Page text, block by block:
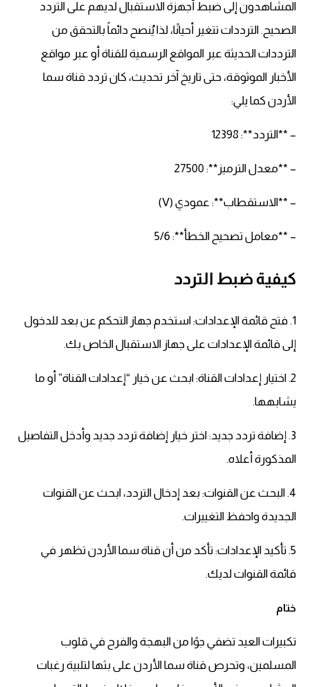
المشاهدون إلى ضبط أجهزة الاستقبال لديهم على التردد
الصحيح. الترددات تتغير أحيانًا، لذا يُنصح دائماً بالتحقق من
الترددات الحديثة عبر المواقع الرسمية للقناة أو عبر مواقع
الأخبار الموثوقة، حتى تاريخ آخر تحديث، كان تردد قناة سما
الأردن كما يلي:
– **التردد**: 12398
– **معدل الترميز**: 27500
– **الاستقطاب**: عمودي (V)
– **معامل تصحيح الخطأ**: 5/6
كيفية ضبط التردد
1. فتح قائمة الإعدادات: استخدم جهاز التحكم عن بعد للدخول
إلى قائمة الإعدادات على جهاز الاستقبال الخاص بك.
2. اختيار إعدادات القناة: ابحث عن خيار “إعدادات القناة” أو ما
يشابهها.
3. إضافة تردد جديد: اختر خيار إضافة تردد جديد وأدخل التفاصيل
المذكورة أعلاه.
4. البحث عن القنوات: بعد إدخال التردد، ابحث عن القنوات
الجديدة واحفظ التغييرات.
5. تأكيد الإعدادات: تأكد من أن قناة سما الأردن تظهر في
قائمة القنوات لديك.
ختام
تكبيرات العيد تضفي جوًا من البهجة والفرح في قلوب
المسلمين، وتحرص قناة سما الأردن على بثها لتلبية رغبات